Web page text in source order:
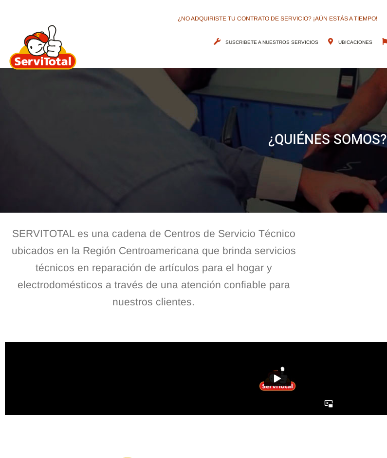
¿NO ADQUIRISTE TU CONTRATO DE SERVICIO? ¡AÚN ESTÁS A TIEMPO!
SUSCRIBETE A NUESTROS SERVICIOS UBICACIONES
¿QUIÉNES SOMOS?
SERVITOTAL es una cadena de Centros de Servicio Técnico
ubicados en la Región Centroamericana que brinda servicios
técnicos en reparación de artículos para el hogar y
electrodomésticos a través de una atención confiable para
nuestros clientes.